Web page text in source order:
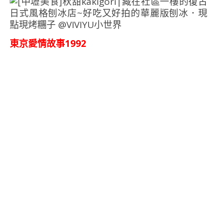
東京愛情故事1992